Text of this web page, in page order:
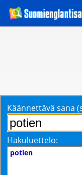
Käännettävä sana
Hakuluettelo:
potien